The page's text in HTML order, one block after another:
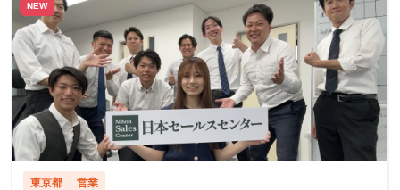
NEW
東京都 営業